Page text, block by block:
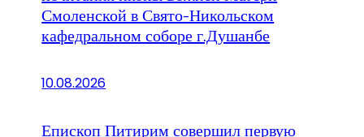
Смоленской в Свято-Никольском
кафедральном соборе г.Душанбе
10.08.2026
Епископ Питирим совершил первую